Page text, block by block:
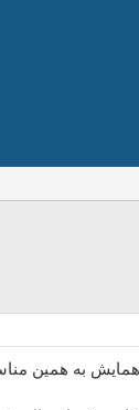
همایش به همین